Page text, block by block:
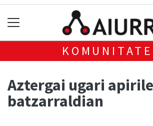
Aztergai ugari
batzarraldian